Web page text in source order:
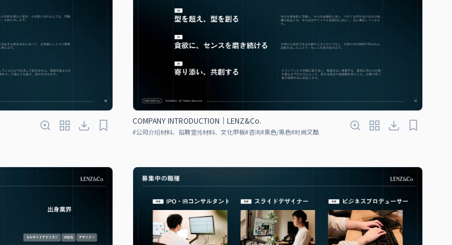
COMPANY INTRODUCTION｜LENZ&Co.
#公司介绍材料、招聘宣传材料、文化甲板#咨询#黑色/黑色#时尚又酷